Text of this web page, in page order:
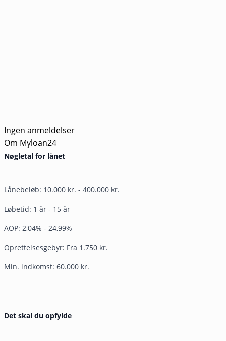
Ingen anmeldelser
Om Myloan24
Nøgletal for lånet
Lånebeløb: 10.000 kr. - 400.000 kr.
Løbetid: 1 år - 15 år
ÅOP: 2,04% - 24,99%
Oprettelsesgebyr: Fra 1.750 kr.
Min. indkomst: 60.000 kr.
Det skal du opfylde